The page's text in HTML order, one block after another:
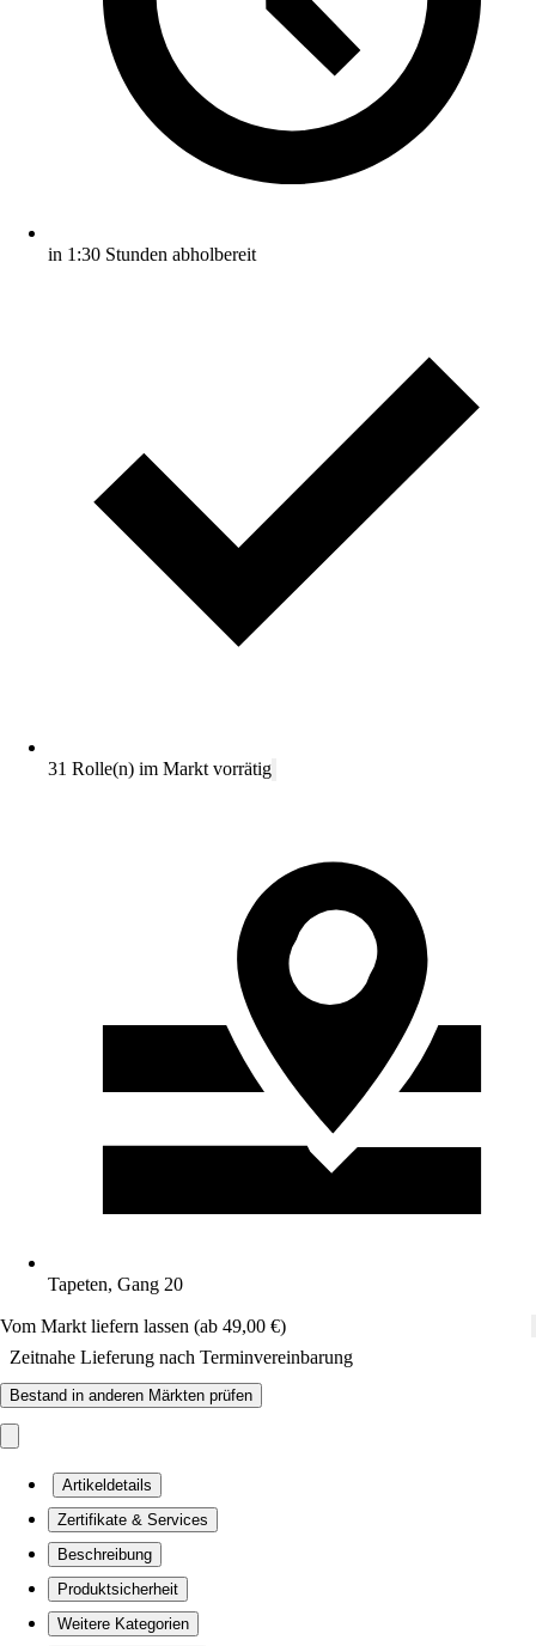
in 1:30 Stunden abholbereit
31 Rolle(n) im Markt vorrätig
Tapeten, Gang 20
Vom Markt liefern lassen (ab 49,00 €)
Zeitnahe Lieferung nach Terminvereinbarung
Bestand in anderen Märkten prüfen
Artikeldetails
Zertifikate & Services
Beschreibung
Produktsicherheit
Weitere Kategorien